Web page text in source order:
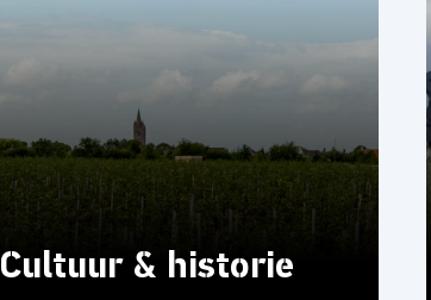
Cultuur & historie